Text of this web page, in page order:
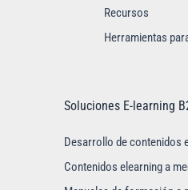
Recursos
Herramientas
Soluciones E-learning
Desarrollo de contenidos
Contenidos elearning a